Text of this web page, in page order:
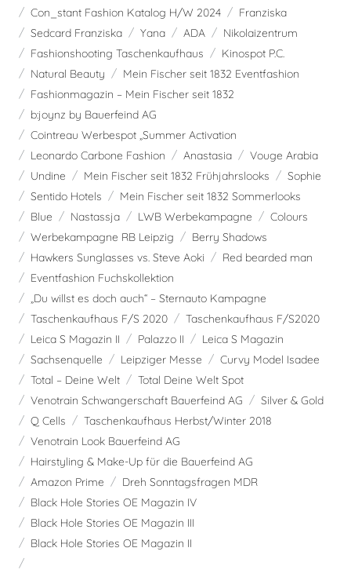
Con_stant Fashion Katalog H/W 2024
Franziska
Sedcard Franziska
Yana ADA
Nikolaizentrum
Fashionshooting Taschenkaufhaus
Kinospot P.C.
Natural Beauty
Mein Fischer seit 1832 Eventfashion
Fashionmagazin – Mein Fischer seit 1832
b:joynz by Bauerfeind AG
Cointreau Werbespot „Summer Activation
Leonardo Carbone Fashion
Anastasia
Vouge Arabia
Undine
Mein Fischer seit 1832 Frühjahrslooks
Sophie
Sentido Hotels
Mein Fischer seit 1832 Sommerlooks
Blue
Nastassja LWB Werbekampagne
Colours
Werbekampagne RB Leipzig
Berry Shadows
Hawkers Sunglasses vs. Steve Aoki
Red bearded man
Eventfashion Fuchskollektion
„Du willst es doch auch“ – Sternauto Kampagne
Taschenkaufhaus F/S 2020
Taschenkaufhaus F/S2020
Leica S Magazin II
Palazzo II
Leica S Magazin
Sachsenquelle
Leipziger Messe
Curvy Model Isadee
Total – Deine Welt
Total Deine Welt Spot
Venotrain Schwangerschaft Bauerfeind AG
Silver & Gold
Q Cells
Taschenkaufhaus Herbst/Winter 2018
Venotrain Look Bauerfeind AG
Hairstyling & Make-Up für die Bauerfeind AG
Amazon Prime
Dreh Sonntagsfragen MDR
Black Hole Stories OE Magazin IV
Black Hole Stories OE Magazin III
Black Hole Stories OE Magazin II